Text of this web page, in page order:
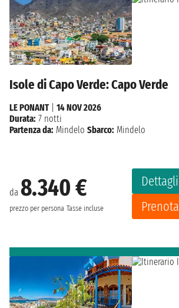
Isole di Capo Verde: Capo Verde
da 8.340 €
prezzo per persona Tasse incluse
Dettagli
Prenota
LE PONANT| 14 NOV 2026
Durata: 7 notti
Partenza da: Mindelo Sbarco: Mindelo